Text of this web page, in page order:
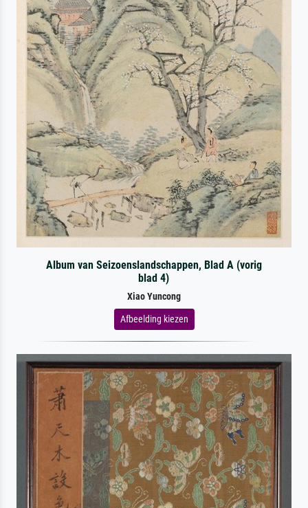
Album van Seizoenslandschappen, Blad A (vorig
blad 4)
Xiao Yuncong
Afbeelding kiezen